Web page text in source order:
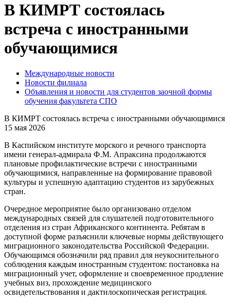
В КИМРТ состоялась
встреча с иностранными
обучающимися
Международные новости
Новости филиала
Объявления и новости для студентов заочной формы
обучения факультета СПО
В КИМРТ состоялась встреча с иностранными обучающимися
15 мая 2026
В Каспийском институте морского и речного транспорта
имени генерал-адмирала Ф.М. Апраксина продолжаются
плановые профилактические встречи с иностранными
обучающимися, направленные на формирование правовой
культуры и успешную адаптацию студентов из зарубежных
стран.
Очередное мероприятие было организовано отделом
международных связей для слушателей подготовительного
отделения из стран Африканского континента. Ребятам в
доступной форме разъяснили ключевые нормы действующего
миграционного законодательства Российской Федерации.
Обучающимся обозначили ряд правил для неукоснительного
соблюдения каждым иностранным студентом: постановка на
миграционный учет, оформление и своевременное продление
учебных виз, прохождение медицинского
освидетельствования и дактилоскопическая регистрация.